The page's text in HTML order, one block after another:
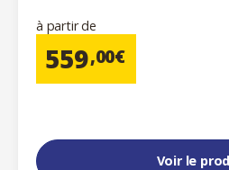
à partir de
559,00€
Voir le